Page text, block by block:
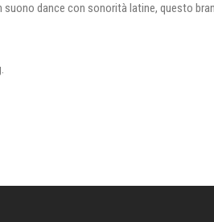
suono dance con sonorità latine, questo